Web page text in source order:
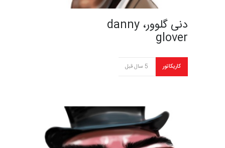
دنی گلوور، danny
glover
کاریکاتور 5 سال قبل